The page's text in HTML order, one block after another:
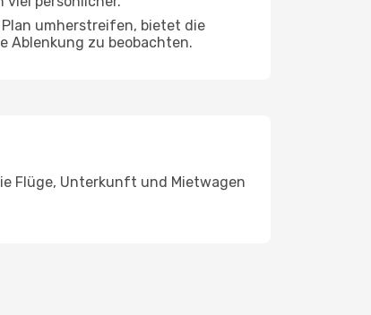
umherstreifen, bietet die
Ablenkung zu beobachten.
Flüge, Unterkunft und Mietwagen